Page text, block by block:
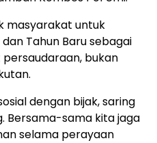
masyarakat untuk
Tahun Baru sebagai
bukan
dengan bijak, saring
Bersama-sama kita jaga
selama perayaan